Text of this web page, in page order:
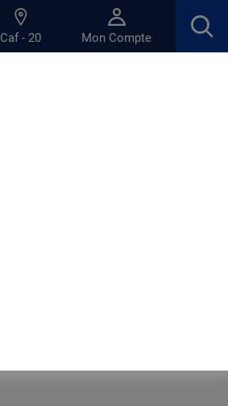
Caf - 20 Mon Compte